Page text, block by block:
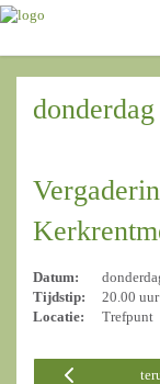
Datum:
Tijdstip:
20.00 uur
Locatie:
Trefpunt